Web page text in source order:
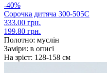
-40%
Сорочка дитяча 300-505С
333.00 грн.
199.80 грн.
Полотно: муслін
Заміри: в описі
На зріст: 128-158 см